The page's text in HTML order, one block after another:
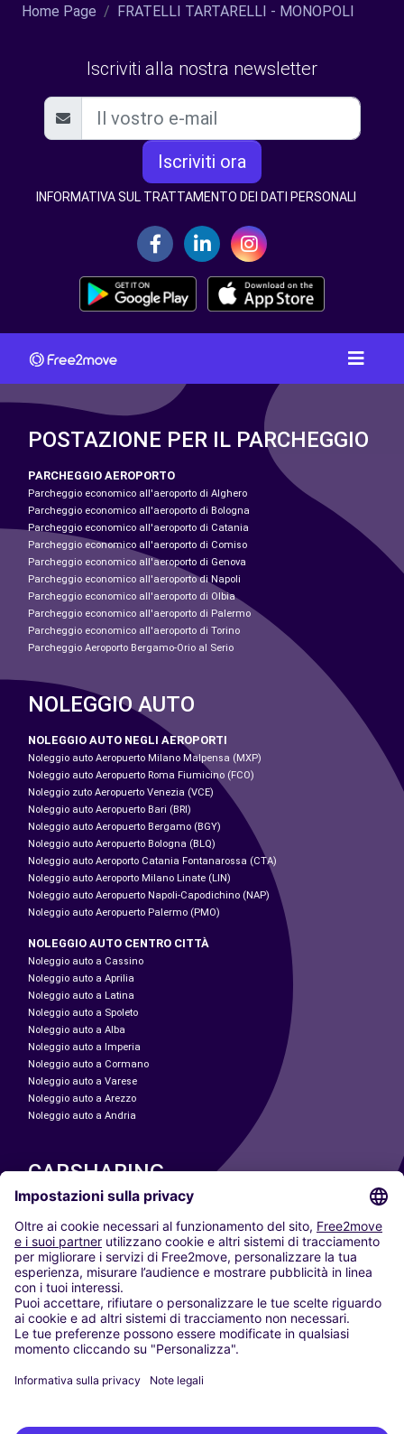
Home Page FRATELLI TARTARELLI - MONOPOLI
Iscriviti alla nostra newsletter
Iscriviti ora
INFORMATIVA SUL TRATTAMENTO DEI DATI PERSONALI
POSTAZIONE PER IL PARCHEGGIO
PARCHEGGIO AEROPORTO
Parcheggio economico all'aeroporto di Alghero
Parcheggio economico all'aeroporto di Bologna
Parcheggio economico all'aeroporto di Catania
Parcheggio economico all'aeroporto di Comiso
Parcheggio economico all'aeroporto di Genova
Parcheggio economico all'aeroporto di Napoli
Parcheggio economico all'aeroporto di Olbia
Parcheggio economico all'aeroporto di Palermo
Parcheggio economico all'aeroporto di Torino
Parcheggio Aeroporto Bergamo-Orio al Serio
NOLEGGIO AUTO
NOLEGGIO AUTO NEGLI AEROPORTI
Noleggio auto Aeropuerto Milano Malpensa (MXP)
Noleggio auto Aeropuerto Roma Fiumicino (FCO)
Noleggio zuto Aeropuerto Venezia (VCE)
Noleggio auto Aeropuerto Bari (BRI)
Noleggio auto Aeropuerto Bergamo (BGY)
Noleggio auto Aeropuerto Bologna (BLQ)
Noleggio auto Aeroporto Catania Fontanarossa (CTA)
Noleggio auto Aeroporto Milano Linate (LIN)
Noleggio auto Aeropuerto Napoli-Capodichino (NAP)
Noleggio auto Aeropuerto Palermo (PMO)
NOLEGGIO AUTO CENTRO CITTÀ
Noleggio auto a Cassino
Noleggio auto a Aprilia
Noleggio auto a Latina
Noleggio auto a Spoleto
Noleggio auto a Alba
Noleggio auto a Imperia
Noleggio auto a Cormano
Noleggio auto a Varese
Noleggio auto a Arezzo
Noleggio auto a Andria
CARSHARING
LE NOSTRE CITTÀ
Paris
Madrid
Washington DC
Milano
Roma
Torino
Vienna
Berlino
Düsseldorf